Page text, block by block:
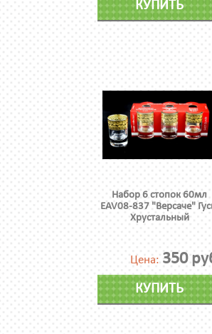
КУПИТЬ
Набор 6 стопок 60мл
EAV08-837 "Версаче"
Хрустальный
Цена: 350
КУПИТЬ